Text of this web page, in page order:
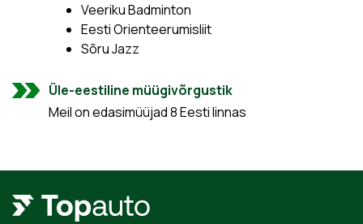
Veeriku Badminton
Eesti Orienteerumisliit
Sõru Jazz
Üle-eestiline müügivõrgustik
Meil on edasimüüjad 8 Eesti linnas